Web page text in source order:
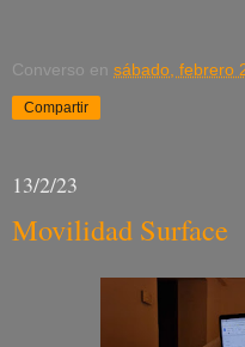
Converso en sábado, febrero
Compartir
13/2/23
Movilidad Surface